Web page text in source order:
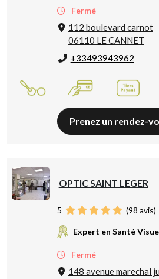
Fermé
112 boulevard carnot
06110 LE CANNET
+33493943962
Prenez un rendez-
OPTIC SAINT LEGER
5 (98 avis)
Expert en Santé
Fermé
148 avenue marechal